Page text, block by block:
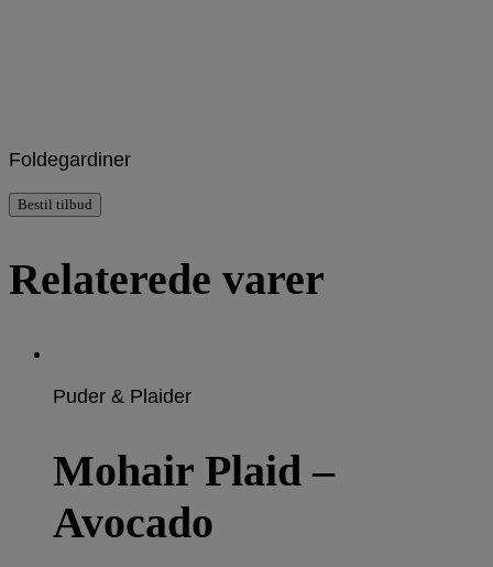
Foldegardiner
Bestil tilbud
Relaterede varer
Puder & Plaider
Mohair Plaid –
Avocado